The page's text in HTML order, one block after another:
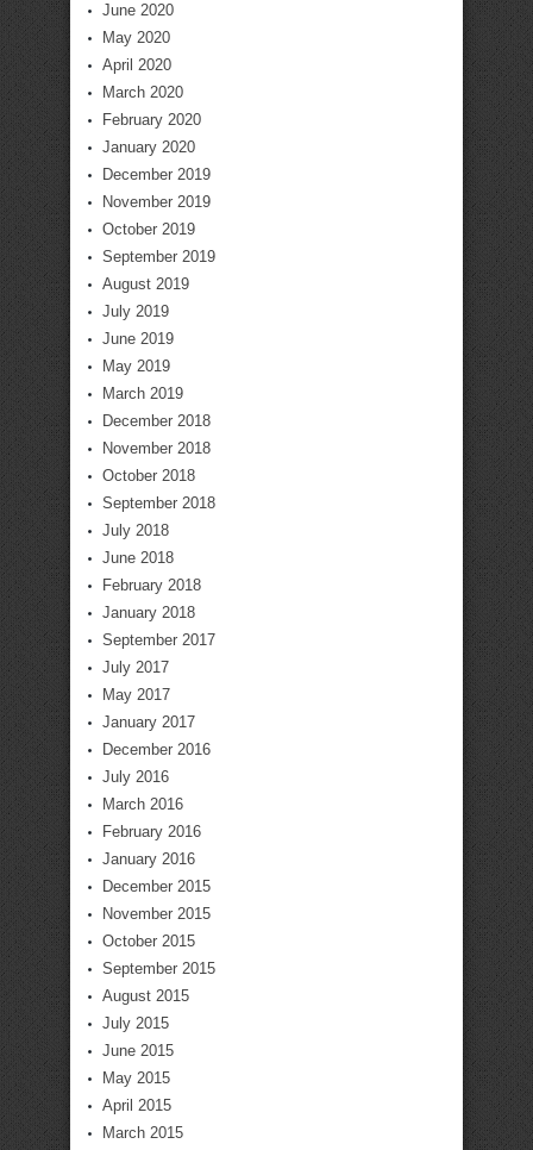
June 2020
May 2020
April 2020
March 2020
February 2020
January 2020
December 2019
November 2019
October 2019
September 2019
August 2019
July 2019
June 2019
May 2019
March 2019
December 2018
November 2018
October 2018
September 2018
July 2018
June 2018
February 2018
January 2018
September 2017
July 2017
May 2017
January 2017
December 2016
July 2016
March 2016
February 2016
January 2016
December 2015
November 2015
October 2015
September 2015
August 2015
July 2015
June 2015
May 2015
April 2015
March 2015